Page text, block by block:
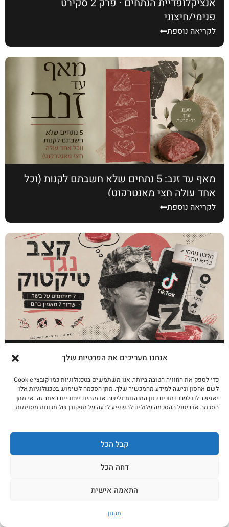
אנחנו מעריכים את הפרטיות שלך
כדי לספק את החוויה הטובה ביותר, אנו משתמשים בטכנולוגיות כמו קובצי Cookie
לשם אחסון וגישה למידע מהמכשיר שלך. מתן הסכמה לשימוש בטכנולוגיות אלו
יאפשר לנו לעבד נתונים כגון התנהגות גלישה או מזהים ייחודיים באתר זה. אי מתן
הסכמה או ביטול ההסכמה עלולים להשפיע לרעה על תפקודן של תכונות מסוימות.
קבל הכל
דחה הכל
התאמה אישית
תקנון
פנימי/חיצוני
לקריאה נוספת
מאף עד זנב: 5 נתחים שלא חשבתם לקנות (וכל
אחד עולה חצי מאנטרקוט)
לקריאה נוספת
לקריאה נוספת